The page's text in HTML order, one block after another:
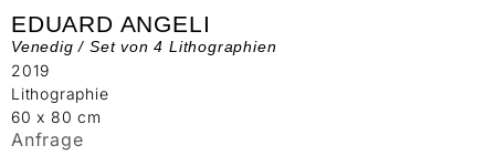
EDUARD ANGELI
Venedig / Set von 4 Lithographien
2019
Lithographie
60 x 80 cm
Anfrage